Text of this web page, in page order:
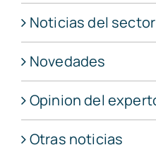
Noticias del sector
Novedades
Opinion del
Otras noticias